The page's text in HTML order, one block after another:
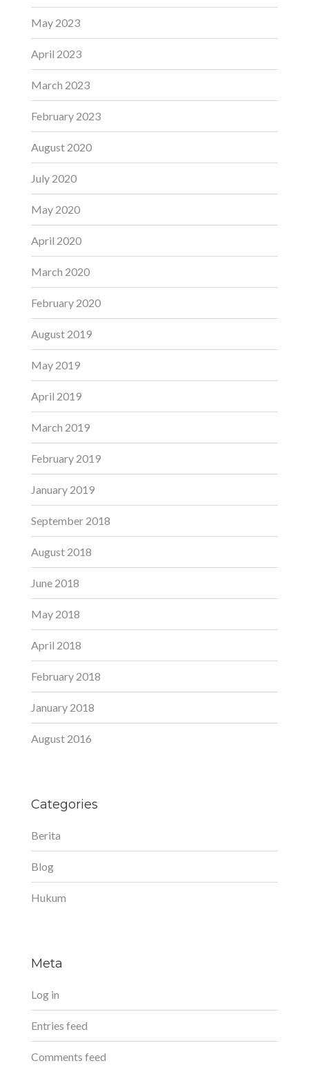
May 2023
April 2023
March 2023
February 2023
August 2020
July 2020
May 2020
April 2020
March 2020
February 2020
August 2019
May 2019
April 2019
March 2019
February 2019
January 2019
September 2018
August 2018
June 2018
May 2018
April 2018
February 2018
January 2018
August 2016
Categories
Berita
Blog
Hukum
Meta
Log in
Entries feed
Comments feed